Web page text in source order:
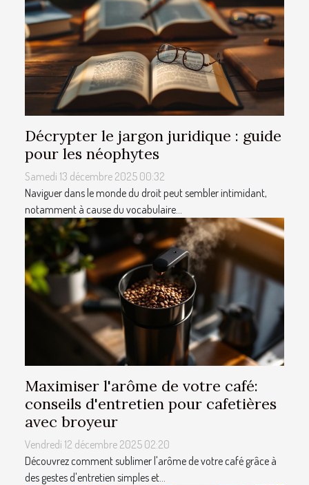
Décrypter le jargon juridique : guide
pour les néophytes
Samedi 13 décembre 2025 00:32
Naviguer dans le monde du droit peut sembler intimidant,
notamment à cause du vocabulaire...
Maximiser l'arôme de votre café:
conseils d'entretien pour cafetières
avec broyeur
Vendredi 12 décembre 2025 02:20
Découvrez comment sublimer l'arôme de votre café grâce à
des gestes d'entretien simples et...